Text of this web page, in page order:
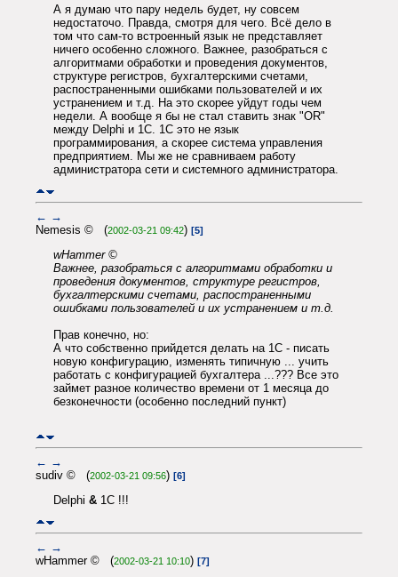
А я думаю что пару недель будет, ну совсем
недостаточо. Правда, смотря для чего. Всё дело в
том что сам-то встроенный язык не представляет
ничего особенно сложного. Важнее, разобраться с
алгоритмами обработки и проведения документов,
структуре регистров, бухгалтерскими счетами,
распостраненными ошибками пользователей и их
устранением и т.д. На это скорее уйдут годы чем
недели. А вообще я бы не стал ставить знак "OR"
между Delphi и 1С. 1С это не язык
программирования, а скорее система управления
предприятием. Мы же не сравниваем работу
администратора сети и системного администратора.
← →
Nemesis © (2002-03-21 09:42) [5]
wHammer ©
Важнее, разобраться с алгоритмами обработки и
проведения документов, структуре регистров,
бухгалтерскими счетами, распостраненными
ошибками пользователей и их устранением и т.д.
Прав конечно, но:
А что собственно прийдется делать на 1С - писать
новую конфигурацию, изменять типичную ... учить
работать с конфигурацией бухгалтера ...??? Все это
займет разное количество времени от 1 месяца до
безконечности (особенно последний пункт)
← →
sudiv © (2002-03-21 09:56) [6]
Delphi & 1C !!!
← →
wHammer © (2002-03-21 10:10) [7]